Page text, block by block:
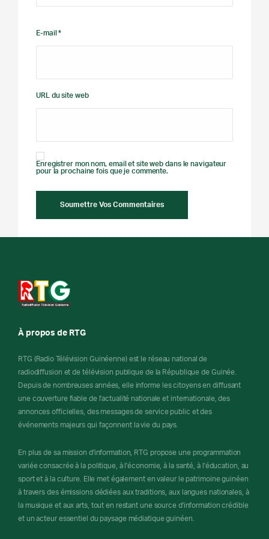
E-mail *
URL du site web
Enregistrer mon nom, email et site web dans le navigateur
pour la prochaine fois que je commente.
À propos de RTG
RTG (Radio Télévision Guinéenne) est le réseau national de
radiodiffusion et de télévision publique de la République de Guinée.
Depuis de nombreuses années, elle informe les citoyens en diffusant
une couverture fiable de l'actualité nationale et internationale, des
annonces officielles, des messages de service public et des
événements majeurs qui façonnent la vie du pays.
En plus de sa mission d'information, RTG propose une programmation
variée consacrée à la politique, à l'économie, à la santé, à l'éducation, au
sport et à la culture. Elle met également en valeur le patrimoine guinéen
à travers des émissions dédiées aux traditions, aux langues nationales, à
la musique et aux arts, tout en restant une source d'information crédible
et un acteur essentiel du paysage médiatique guinéen.